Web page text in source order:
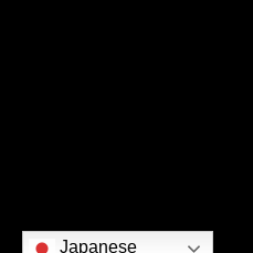
Japanese